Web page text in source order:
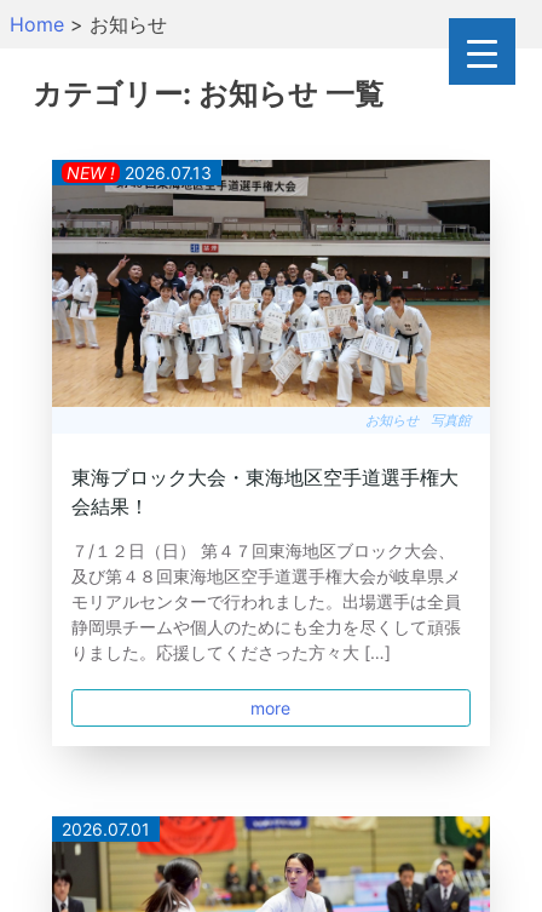
SkipHome > お知らせ
カテゴリー: お知らせ 一覧
NEW ! 2026.07.13
お知らせ 写真館
東海ブロック大会・東海地区空手道選手権大
会結果！
７/１２日（日） 第４７回東海地区ブロック大会、
及び第４８回東海地区空手道選手権大会が岐阜県メ
モリアルセンターで行われました。出場選手は全員
静岡県チームや個人のためにも全力を尽くして頑張
りました。応援してくださった方々大 […]
more
2026.07.01